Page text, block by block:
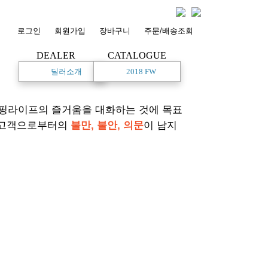
로그인 회원가입 장바구니 주문/배송조회
DEALER
딜러소개
CATALOGUE
2018 FW
라이프의 즐거움을 대화하는 것에 목표
객으로부터의 불만, 불안, 의문이 남지